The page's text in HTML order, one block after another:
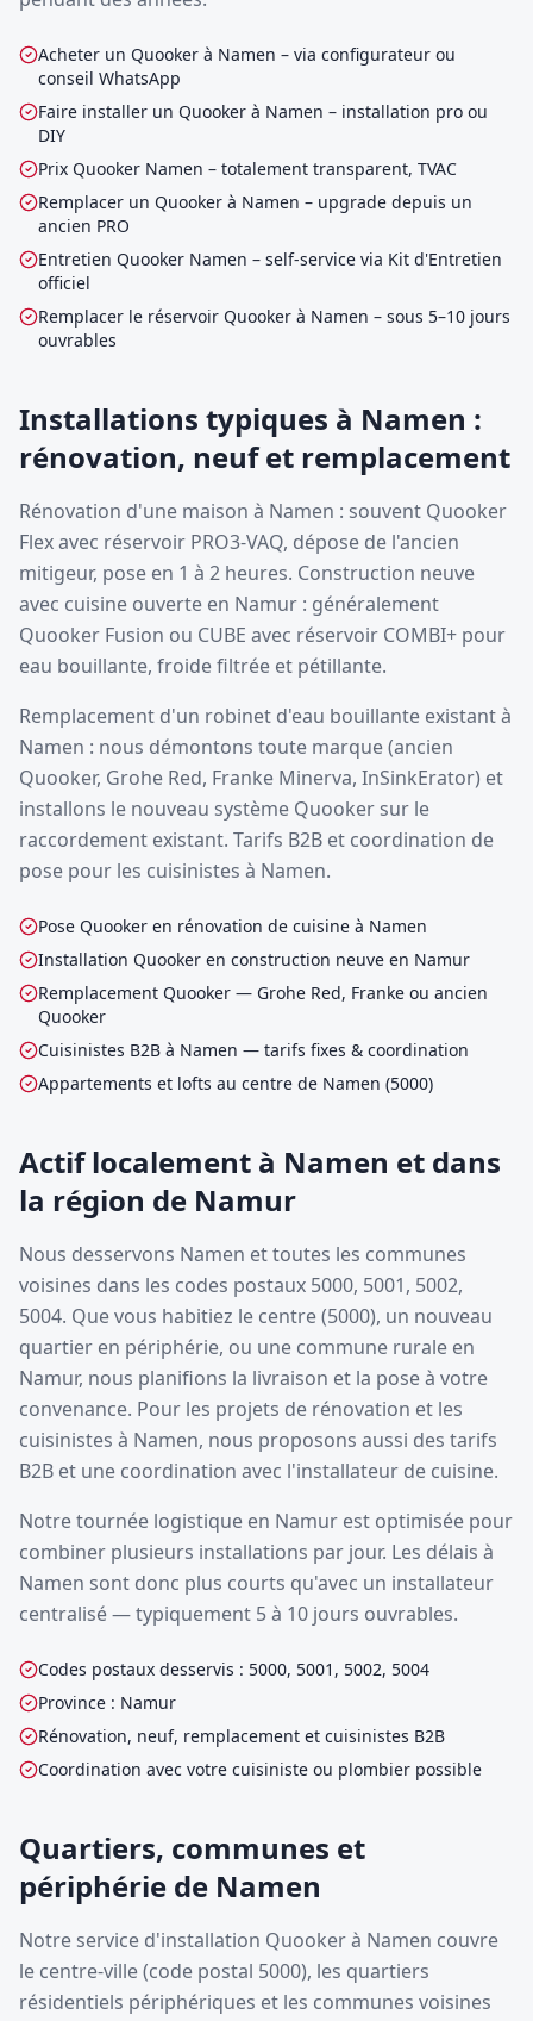
Acheter un Quooker à Namen – via configurateur ou
conseil WhatsApp
Faire installer un Quooker à Namen – installation pro ou
DIY
Prix Quooker Namen – totalement transparent, TVAC
Remplacer un Quooker à Namen – upgrade depuis un
ancien PRO
Entretien Quooker Namen – self-service via Kit d'Entretien
officiel
Remplacer le réservoir Quooker à Namen – sous 5–10 jours
ouvrables
Installations typiques à Namen :
rénovation, neuf et remplacement
Rénovation d'une maison à Namen : souvent Quooker
Flex avec réservoir PRO3-VAQ, dépose de l'ancien
mitigeur, pose en 1 à 2 heures. Construction neuve
avec cuisine ouverte en Namur : généralement
Quooker Fusion ou CUBE avec réservoir COMBI+ pour
eau bouillante, froide filtrée et pétillante.
Remplacement d'un robinet d'eau bouillante existant à
Namen : nous démontons toute marque (ancien
Quooker, Grohe Red, Franke Minerva, InSinkErator) et
installons le nouveau système Quooker sur le
raccordement existant. Tarifs B2B et coordination de
pose pour les cuisinistes à Namen.
Pose Quooker en rénovation de cuisine à Namen
Installation Quooker en construction neuve en Namur
Remplacement Quooker — Grohe Red, Franke ou ancien
Quooker
Cuisinistes B2B à Namen — tarifs fixes & coordination
Appartements et lofts au centre de Namen (5000)
Actif localement à Namen et dans
la région de Namur
Nous desservons Namen et toutes les communes
voisines dans les codes postaux 5000, 5001, 5002,
5004. Que vous habitiez le centre (5000), un nouveau
quartier en périphérie, ou une commune rurale en
Namur, nous planifions la livraison et la pose à votre
convenance. Pour les projets de rénovation et les
cuisinistes à Namen, nous proposons aussi des tarifs
B2B et une coordination avec l'installateur de cuisine.
Notre tournée logistique en Namur est optimisée pour
combiner plusieurs installations par jour. Les délais à
Namen sont donc plus courts qu'avec un installateur
centralisé — typiquement 5 à 10 jours ouvrables.
Codes postaux desservis : 5000, 5001, 5002, 5004
Province : Namur
Rénovation, neuf, remplacement et cuisinistes B2B
Coordination avec votre cuisiniste ou plombier possible
Quartiers, communes et
périphérie de Namen
Notre service d'installation Quooker à Namen couvre
le centre-ville (code postal 5000), les quartiers
résidentiels périphériques et les communes voisines